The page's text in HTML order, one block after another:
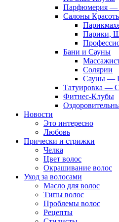
Парфюмерия —
Салоны
Парики,
Бани и Сауны
Солярии
Сауны —
Татуировка —
Фитнес-Клубы
Новости
Это интересно
Любовь
Прически и стрижки
Челка
Цвет волос
Окрашивание волос
Уход за волосами
Масло для волос
Типы волос
Проблемы волос
Рецепты